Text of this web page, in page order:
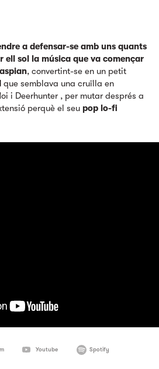
a defensar-se amb uns quants
ell sol la música que va començar
, convertint-se en un petit
que semblava una cruïlla en
i Deerhunter , per mutar després a
perquè el seu pop lo-fi
Youtube Spotify